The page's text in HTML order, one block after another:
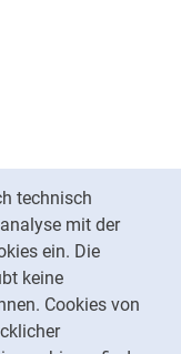
technisch
mit der
ein. Die
keine
Cookies von